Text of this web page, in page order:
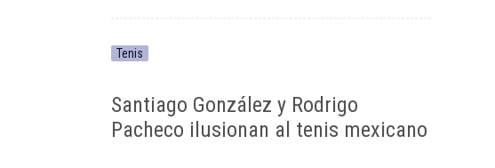
Tenis
Santiago González y Rodrigo
Pacheco ilusionan al tenis mexicano